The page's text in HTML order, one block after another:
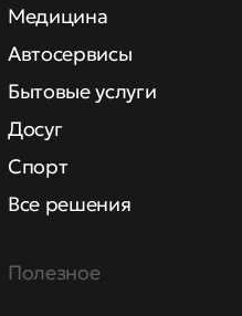
Медицина
Автосервисы
Бытовые услуги
Досуг
Спорт
Все решения
Полезное